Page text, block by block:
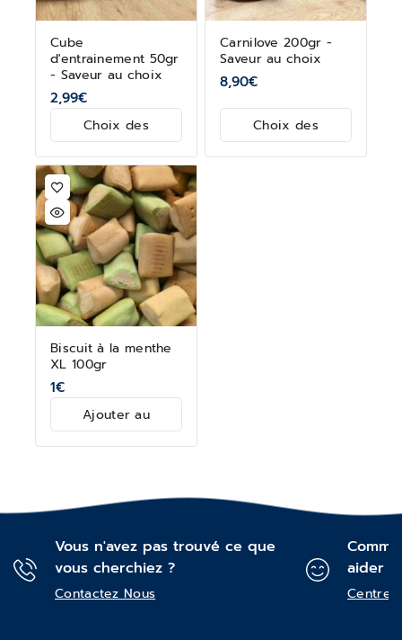
Cube
d'entrainement 50gr
- Saveur au choix
2,99€
Choix des
Carnilove 200gr -
Saveur au choix
8,90€
Choix des
Biscuit à la menthe
XL 100gr
1€
Ajouter au
Vous n'avez pas trouvé ce que
vous cherchiez ?
Contactez Nous
aider ?
Centre